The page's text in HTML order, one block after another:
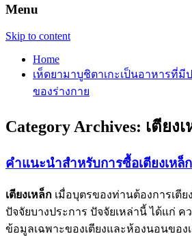
Menu
Skip to content
Home
เห็ดยามาบูชิตาเกะเป็นอาหารที่
ของร่างกาย
Category Archives: เตียง
คำแนะนำสำหรับการซื้อเตียงเหล็
เตียงเหล็ก เมื่อบุตรของท่านต้องการเตี
ปัจจัยบางประการ ปัจจัยเหล่านี้ ได้แก่ ค
ข้อมูลเฉพาะของเตียงและห้องนอนของ